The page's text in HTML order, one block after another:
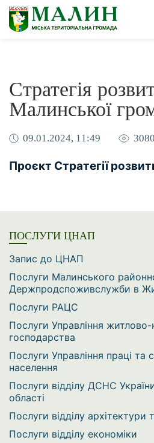
Офіційна
Стратегія
Малинської
09.01.2024, 11:49 3080
Проєкт Стратегії
ПОСЛУГИ ЦНАП
Запис до ЦНАП
Послуги Малинського
Держпродспоживслужби в
Послуги РАЦС
Послуги Управління
господарства
Послуги Управління праці та
населення
Послуги відділу ДСНС
області
Послуги відділу архітектури
Послуги відділу економіки